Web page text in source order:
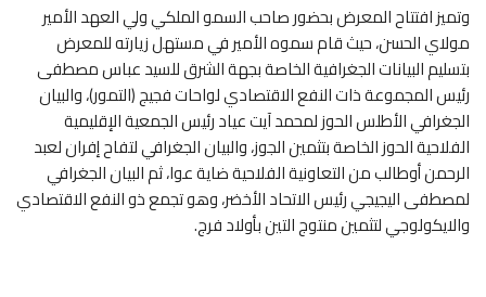
وتميز افتتاح المعرض بحضور صاحب السمو الملكي ولي العهد الأمير
مولاي الحسن، حيث قام سموه الأمير في مستهل زيارته للمعرض
بتسليم البيانات الجغرافية الخاصة بجهة الشرق للسيد عباس مصطفى
رئيس المجموعة ذات النفع الاقتصادي لواحات فجيج (التمور)، والبيان
الجغرافي الأطلس الحوز لمحمد آيت عياد رئيس الجمعية الإقليمية
الفلاحية الحوز الخاصة بتثمين الجوز، والبيان الجغرافي لتفاح إفران لعبد
الرحمن أوطالب من التعاونية الفلاحية ضاية عوا، ثم البيان الجغرافي
لمصطفى اليجيجي رئيس الاتحاد الأخضر، وهو تجمع ذو النفع الاقتصادي
والايكولوجي لتثمين منتوج التين بأولاد فرج.